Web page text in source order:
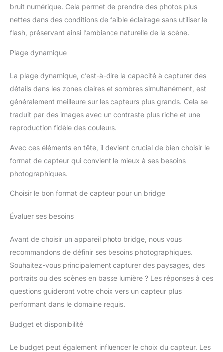
bruit numérique. Cela permet de prendre des photos plus
nettes dans des conditions de faible éclairage sans utiliser le
flash, préservant ainsi l’ambiance naturelle de la scène.
Plage dynamique
La plage dynamique, c’est-à-dire la capacité à capturer des
détails dans les zones claires et sombres simultanément, est
généralement meilleure sur les capteurs plus grands. Cela se
traduit par des images avec un contraste plus riche et une
reproduction fidèle des couleurs.
Avec ces éléments en tête, il devient crucial de bien choisir le
format de capteur qui convient le mieux à ses besoins
photographiques.
Choisir le bon format de capteur pour un bridge
Évaluer ses besoins
Avant de choisir un appareil photo bridge, nous vous
recommandons de définir ses besoins photographiques.
Souhaitez-vous principalement capturer des paysages, des
portraits ou des scènes en basse lumière ? Les réponses à ces
questions guideront votre choix vers un capteur plus
performant dans le domaine requis.
Budget et disponibilité
Le budget peut également influencer le choix du capteur. Les